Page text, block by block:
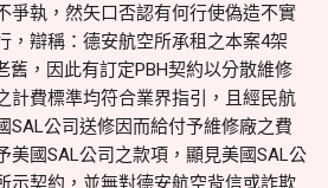
爭執，然矢口否認有何行使偽造不實
，辯稱：德安航空所承租之本案4架
舊，因此有訂定PBH契約以分散維修
計費標準均符合業界指引，且經民航
SAL公司送修因而給付予維修廠之費
美國SAL公司之款項，顯見美國SAL公
示契約，並無對德安航空背信或詐欺